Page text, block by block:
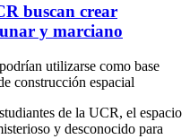
buscan crear
y marciano
utilizarse como base
construcción espacial
de la UCR, el espacio
y desconocido para